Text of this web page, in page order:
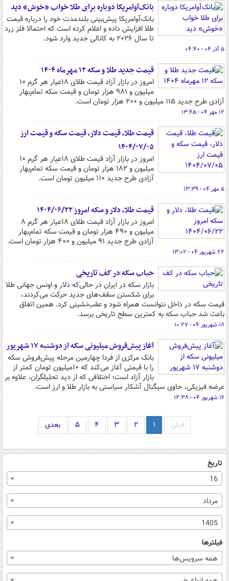
بانک‌آوامریکا دوباره برای طلا خواب «خوش» دید
بانک‌آوامریکا پیش‌بینی بلندمدت خود را درباره قیمت
طلا افزایش داده و اعلام کرده است که احتمالا فلز زرد
تا سال ۲۰۲۶ به کانالی جدید وارد شود.
۵ آذر ۰۴ - ۰۴:۴۰
قیمت جدید طلا و سکه ۱۲ مهرماه ۱۴۰۴
امروز در بازار آزاد قیمت طلای ۱۸عیار هر گرم ۱۰
میلیون و ۹۸۱ هزار تومان و قیمت سکه تمام‌بهار
آزادی طرح جدید ۱۱۵ میلیون و ۲۰۰ هزار تومان است.
۱۲ مهر ۰۴ - ۱۳:۴۵
قیمت طلا، قیمت دلار، قیمت سکه و قیمت ارز
۱۴۰۴/۰۷/۰۵
امروز در بازار آزاد قیمت طلای ۱۸عیار هر گرم ۱۰
میلیون و ۱۸۲ هزار تومان و قیمت سکه تمام‌بهار
آزادی طرح جدید ۱۱۰ میلیون تومان است.
۵ مهر ۰۴ - ۱۳:۳۹
قیمت طلا، دلار و سکه امروز ۱۴۰۴/۰۶/۲۲
امروز در بازار آزاد قیمت طلای ۱۸عیار هر گرم ۸
میلیون و ۴۹۰ هزار تومان و قیمت سکه تمام‌بهار
آزادی طرح جدید ۹۱ میلیون و ۴۰۰ هزار تومان است.
۲۲ شهریور ۰۴ - ۱۳:۰۲
حباب سکه در کف تاریخی
بازار سکه در ایران در حالی‌که دلار و اونس جهانی طلا
برای شکستن سقف‌های جدید حرکت می‌کردند،
قیمت سکه در داخل نتوانست همراه شود و عقب‌نشینی کرد. همین اتفاق
باعث شد حباب سکه به کمترین سطح تاریخی برسد.
۱۸ شهریور ۰۴ - ۱۰:۲۷
آغاز پیش‌فروش میلیونی سکه از دوشنبه ۱۷ شهریور
بانک مرکزی از فردا چهارمین مرحله پیش‌فروش سکه
را با قیمتی آغاز می‌کند که ۱۰میلیون تومان کمتر از
بازار آزاد است؛ اختلافی که از دید تحلیلگران، علاوه بر
عرضه فیزیکی، حاوی سیگنال آشکار سیاستی به بازار طلا و ارز است.
۱۶ شهریور ۰۴ - ۱۲:۳۸
قبلی ۱ ۲ ۳ ۴ ۵ بعدی
تاریخ
16
مرداد
1405
فیلترها
همه سرویس‌ها